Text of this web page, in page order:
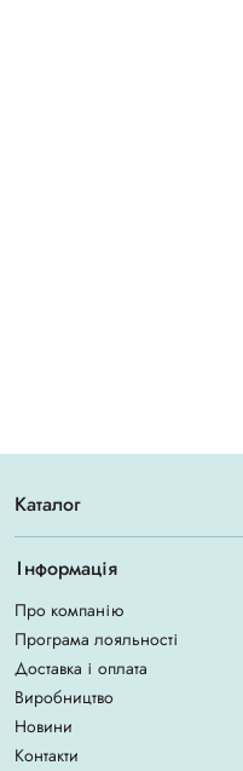
Каталог
Інформація
Про компанію
Програма лояльності
Доставка і оплата
Виробництво
Новини
Контакти